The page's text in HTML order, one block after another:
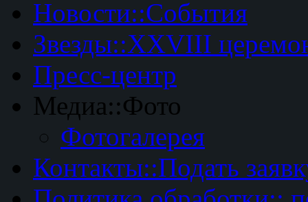
Новости::События
Звезды::XXVIII
Пресс-центр
Медиа::Фото
Фотогалерея
Контакты::Подать